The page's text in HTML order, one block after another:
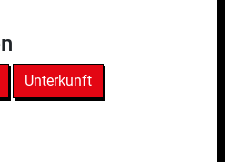
Unterkunft